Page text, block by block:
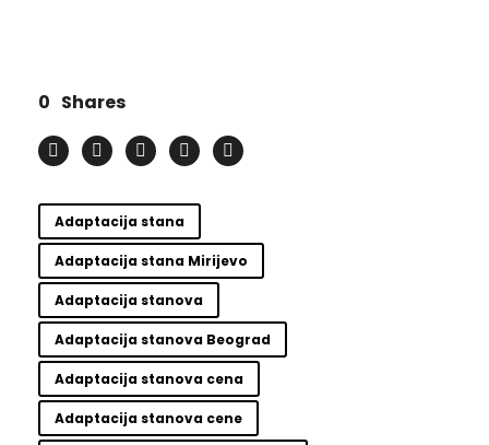
0 Shares
Adaptacija stana
Adaptacija stana Mirijevo
Adaptacija stanova
Adaptacija stanova Beograd
Adaptacija stanova cena
Adaptacija stanova cene